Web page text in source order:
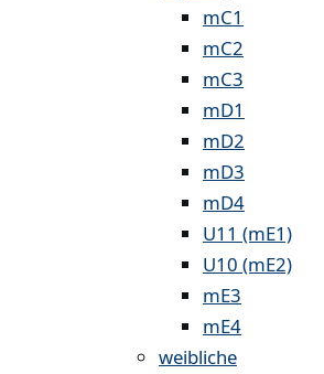
mC1
mC2
mC3
mD1
mD2
mD3
mD4
U11 (mE1)
U10 (mE2)
mE3
mE4
weibliche